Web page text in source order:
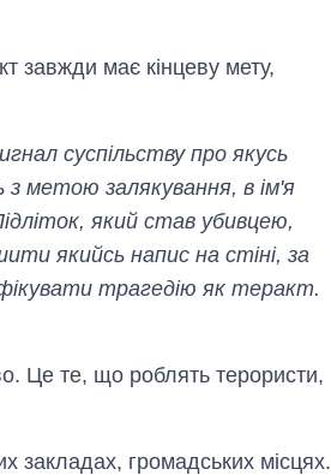
завжди має кінцеву мету,
суспільству про якусь
метою залякування, в ім'я
який став убивцею,
якийсь напис на стіні, за
трагедію як теракт.
Це те, що роблять терористи,
закладах, громадських місцях.